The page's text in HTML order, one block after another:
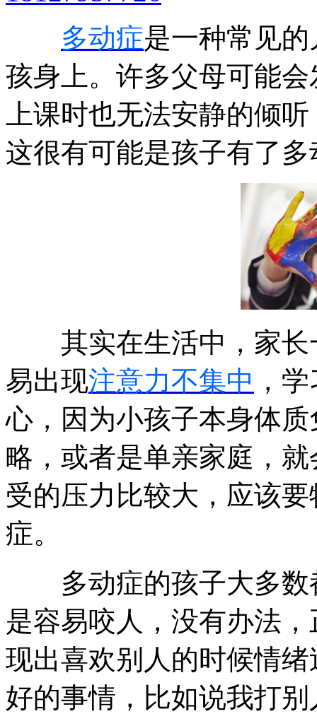
多动症是一种常见
孩身上。许多父母可能
上课时也无法安静的倾
这很有可能是孩子有了
其实在生活中，家长
易出现注意力不集中 ，
心，因为小孩子本身体
略，或者是单亲家庭，
受的压力比较大，应该
症。
多动症的孩子大多数
是容易咬人，没有办法
现出喜欢别人的时候情
好的事情，比如说我打